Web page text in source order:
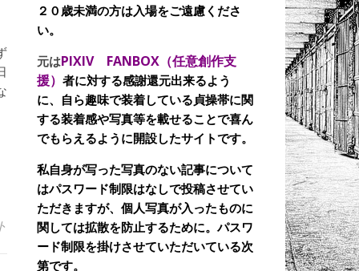
２０歳未満の方は入場をご遠慮くださ
い。
元はPIXIV FANBOX（任意創作支
援） 者に対する感謝還元出来るよう
に、自ら趣味で装着している貞操帯に関
する装着感や写真等を載せることで喜ん
でもらえるように開設したサイトです。
私自身が写った写真のない記事について
はパスワード制限はなしで投稿させてい
ただきますが、個人写真が入ったものに
関しては拡散を防止するために。パスワ
ード制限を掛けさせていただいている次
第です。